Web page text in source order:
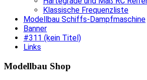
Klassische Frequenzliste
Modellbau Schiffs-Dampfmaschine
Banner
#311 (kein Titel)
Links
Modellbau Shop